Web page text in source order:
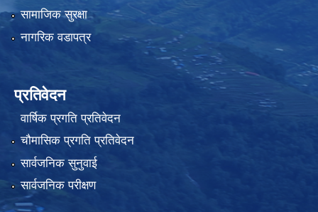
सामाजिक सुरक्षा
नागरिक वडापत्र
प्रतिवेदन
वार्षिक प्रगति प्रतिवेदन
चौमासिक प्रगति प्रतिवेदन
सार्वजनिक सुनुवाई
सार्वजनिक परीक्षण